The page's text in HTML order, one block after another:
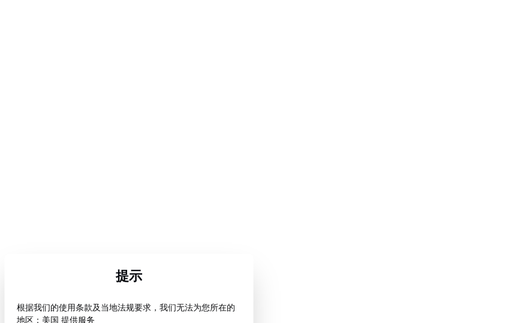
提示
根据我们的使用条款及当地法规要求，我们无法为您所在的
地区：美国 提供服务